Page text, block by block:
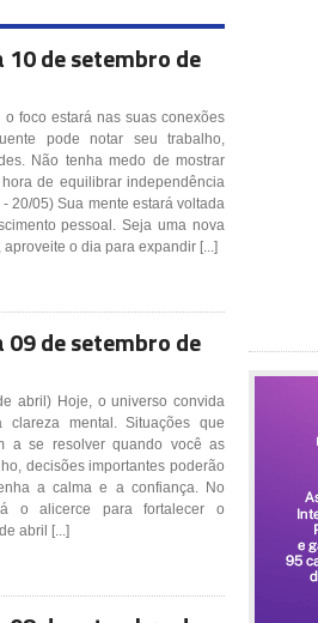
de setembro de
foco estará nas suas conexões
pode notar seu trabalho,
Não tenha medo de mostrar
de equilibrar independência
20/05) Sua mente estará voltada
pessoal. Seja uma nova
o dia para expandir [...]
de setembro de
abril) Hoje, o universo convida
mental. Situações que
a se resolver quando você as
decisões importantes poderão
a calma e a confiança. No
o alicerce para fortalecer o
abril [...]